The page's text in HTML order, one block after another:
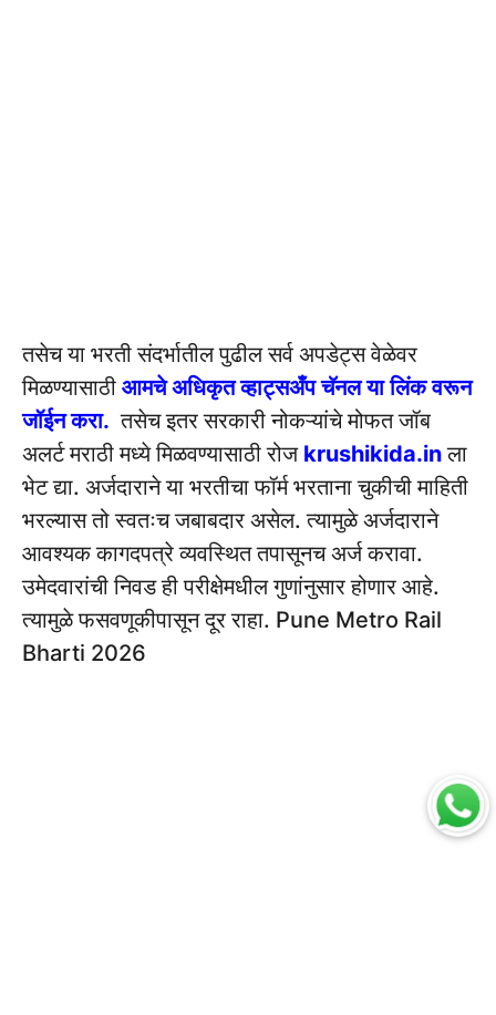
तसेच या भरती संदर्भातील पुढील सर्व अपडेट्स वेळेवर
मिळण्यासाठी आमचे अधिकृत व्हाट्सअँप चॅनल या लिंक वरून
जॉईन करा. तसेच इतर सरकारी नोकऱ्यांचे मोफत जॉब
अलर्ट मराठी मध्ये मिळवण्यासाठी रोज krushikida.inला
भेट द्या. अर्जदाराने या भरतीचा फॉर्म भरताना चुकीची माहिती
भरल्यास तो स्वतःच जबाबदार असेल. त्यामुळे अर्जदाराने
आवश्यक कागदपत्रे व्यवस्थित तपासूनच अर्ज करावा.
उमेदवारांची निवड ही परीक्षेमधील गुणांनुसार होणार आहे.
त्यामुळे फसवणूकीपासून दूर राहा. Pune Metro Rail
Bharti 2026